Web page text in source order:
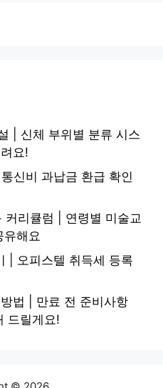
| 신체 부위별 분류 시스
요!
신비 과납금 환급 확인
커리큘럼 | 연령별 미술교
유해요
| 오피스텔 취득세 등록
법 | 만료 전 준비사항
드릴게요!